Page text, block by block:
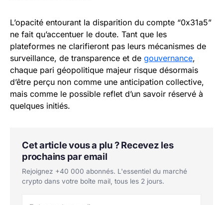
L’opacité entourant la disparition du compte “0x31a5”
ne fait qu’accentuer le doute. Tant que les
plateformes ne clarifieront pas leurs mécanismes de
surveillance, de transparence et de gouvernance,
chaque pari géopolitique majeur risque désormais
d’être perçu non comme une anticipation collective,
mais comme le possible reflet d’un savoir réservé à
quelques initiés.
Cet article vous a plu ? Recevez les
prochains par email
Rejoignez +40 000 abonnés. L'essentiel du marché
crypto dans votre boîte mail, tous les 2 jours.